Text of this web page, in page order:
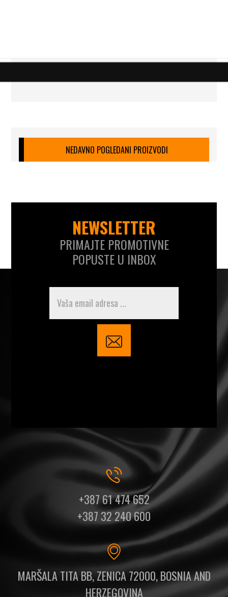
NEDAVNO POGLEDANI PROIZVODI
NEWSLETTER
PRIMAJTE PROMOTIVNE
POPUSTE U INBOX
+387 61 474 652
+387 32 240 600
MARŠALA TITA BB, ZENICA 72000, BOSNIA AND
HERZEGOVINA